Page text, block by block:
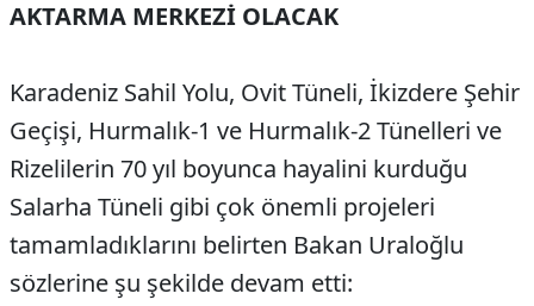
AKTARMA MERKEZİ OLACAK
Karadeniz Sahil Yolu, Ovit Tüneli, İkizdere Şehir
Geçişi, Hurmalık-1 ve Hurmalık-2 Tünelleri ve
Rizelilerin 70 yıl boyunca hayalini kurduğu
Salarha Tüneli gibi çok önemli projeleri
tamamladıklarını belirten Bakan Uraloğlu
sözlerine şu şekilde devam etti: